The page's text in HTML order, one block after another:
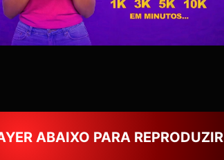
ABAIXO PARA REPRODUZIR